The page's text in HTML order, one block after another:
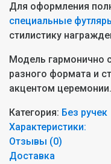
Для оформления
специальные
стилистику
Модель гармонично
разного формата и
акцентом церемонии.
Категория: Без ручек
Характеристики:
Отзывы (0)
Доставка